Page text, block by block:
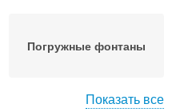
Погружные фонтаны
Показать все